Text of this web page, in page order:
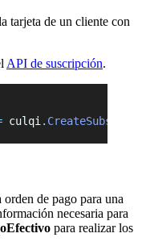
tarjeta de un cliente con
API de suscripción.
culqi.
de pago para una
necesaria para
para realizar los